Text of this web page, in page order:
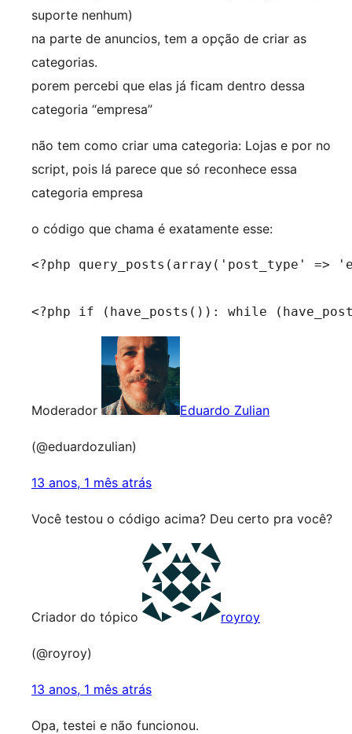
suporte nenhum)
na parte de anuncios, tem a opção de criar as
categorias.
porem percebi que elas já ficam dentro dessa
categoria “empresa”
não tem como criar uma categoria: Lojas e por no
script, pois lá parece que só reconhece essa
categoria empresa
o código que chama é exatamente esse:
<?php query_posts(array('post_type' =>
<?php if (have_posts()): while
Moderador Eduardo Zulian
(@eduardozulian)
13 anos, 1 mês atrás
Você testou o código acima? Deu certo pra você?
Criador do tópico royroy
(@royroy)
13 anos, 1 mês atrás
Opa, testei e não funcionou.